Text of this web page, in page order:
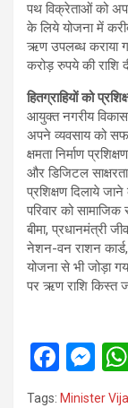
पथ विक्रेताओं को
के लिये योजना में
ऋण उपलब्ध कराया
करोड़ रुपये की राशि
हितग्राहियों को
आयुक्त नगरीय
अपने व्यवसाय को
क्षमता निर्माण
और डिजिटल
प्रशिक्षण दिलाये
परिवार को
बीमा, प्रधानमंत्री
नेशन-वन राशन
योजना से भी जोड़ा
पर ऋण राशि किस्त
F
a
M
es
Tags: Minister